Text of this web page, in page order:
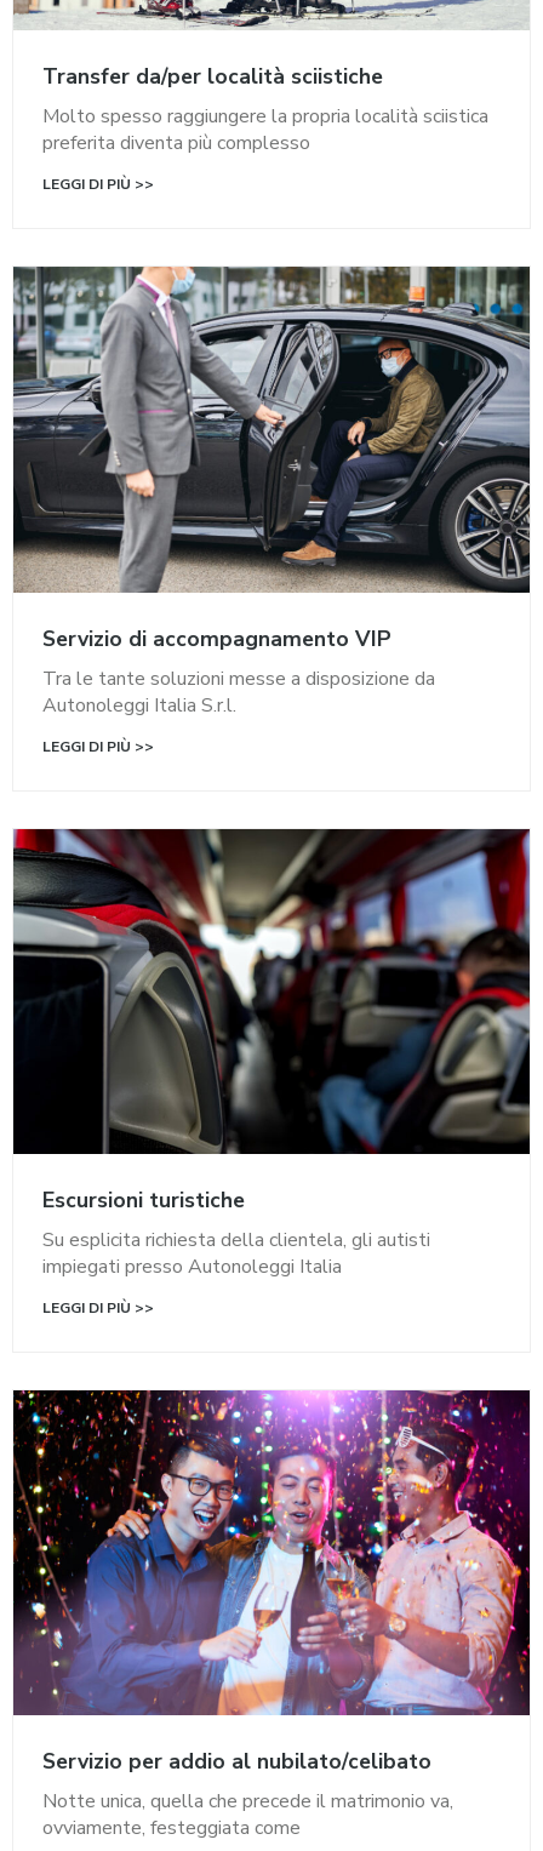
Transfer da/per località sciistiche
Molto spesso raggiungere la propria località sciistica
preferita diventa più complesso
LEGGI DI PIÙ >>
Servizio di accompagnamento VIP
Tra le tante soluzioni messe a disposizione da
Autonoleggi Italia S.r.l.
LEGGI DI PIÙ >>
Escursioni turistiche
Su esplicita richiesta della clientela, gli autisti
impiegati presso Autonoleggi Italia
LEGGI DI PIÙ >>
Servizio per addio al nubilato/celibato
Notte unica, quella che precede il matrimonio va,
ovviamente, festeggiata come